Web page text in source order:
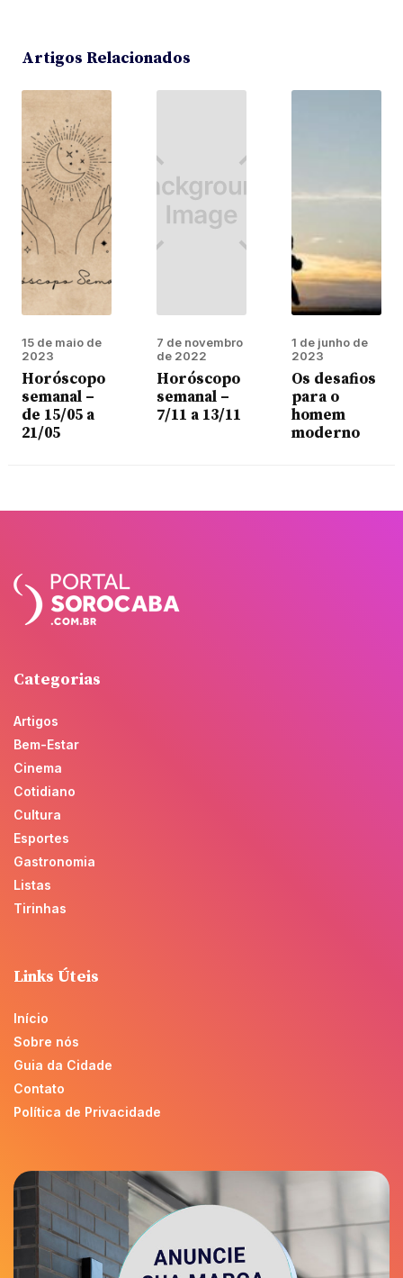
Artigos Relacionados
15 de maio de
2023
Horóscopo
semanal –
de 15/05 a
21/05
7 de novembro
de 2022
Horóscopo
semanal –
7/11 a 13/11
1 de junho de
2023
Os desafios
para o
homem
moderno
Categorias
Artigos
Bem-Estar
Cinema
Cotidiano
Cultura
Esportes
Gastronomia
Listas
Tirinhas
Links Úteis
Início
Sobre nós
Guia da Cidade
Contato
Política de Privacidade